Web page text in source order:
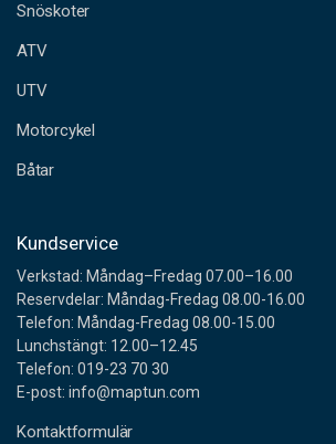
r
s
s
Snöskoter
ATV
UTV
Motorcykel
Båtar
Kundservice
Verkstad: Måndag–Fredag 07.00–16.00
Reservdelar: Måndag-Fredag 08.00-16.00
Telefon: Måndag-Fredag 08.00-15.00
Lunchstängt: 12.00–12.45
Telefon: 019-23 70 30
E-post: info@maptun.com
Kontaktformulär